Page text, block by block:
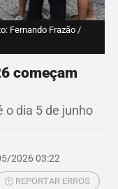
Fernando Frazão /
começam
o dia 5 de junho
2026 03:22
REPORTAR ERROS